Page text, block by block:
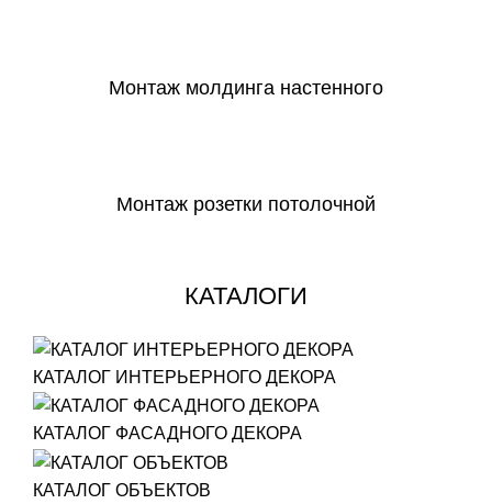
Монтаж молдинга настенного
Монтаж розетки потолочной
КАТАЛОГИ
КАТАЛОГ ИНТЕРЬЕРНОГО ДЕКОРА
КАТАЛОГ ФАСАДНОГО ДЕКОРА
КАТАЛОГ ОБЪЕКТОВ